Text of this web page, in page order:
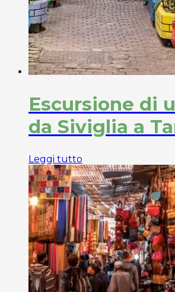
Escursione di
da Siviglia a
Leggi tutto